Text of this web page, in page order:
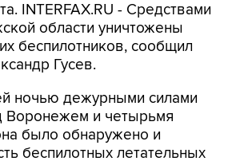
INTERFAX.RU - Средствами
области уничтожены
беспилотников, сообщил
Гусев.
ночью дежурными силами
и четырьмя
было обнаружено и
беспилотных летательных